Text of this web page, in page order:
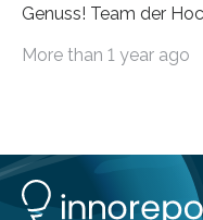
Genuss! Team der
ECOTROPHELIAMit
Studierende der
wurde zum 16. Mal
More than 1 year ago